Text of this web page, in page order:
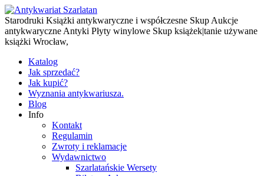
Starodruki Książki antykwaryczne i współczesne Skup Aukcje
antykwaryczne Antyki Płyty winylowe Skup książek|tanie używane
książki Wrocław,
Katalog
Jak sprzedać?
Jak kupić?
Wyznania antykwariusza.
Blog
Info
Kontakt
Regulamin
Zwroty i reklamacje
Wydawnictwo
Szarlatańskie Wersety